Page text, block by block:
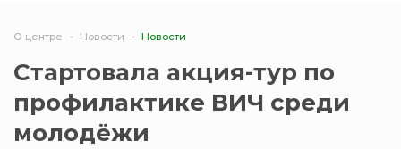
О центре Новости Новости
Стартовала акция-тур по
профилактике ВИЧ среди
молодёжи